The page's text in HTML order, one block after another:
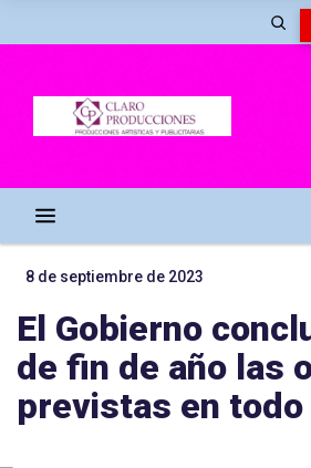
8 de septiembre de 2023
El Gobierno
de fin de año las
previstas en